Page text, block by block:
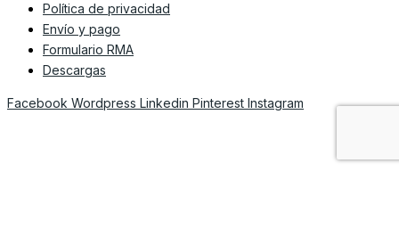
Política de privacidad
Envío y pago
Formulario RMA
Descargas
Facebook Wordpress Linkedin Pinterest Instagram